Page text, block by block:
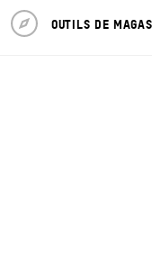
OUTILS DE
Chez nous, c’est Ski-
passer! Grâce à
de tirer le maximum de
L’ENTRETIEN D’UN SKI-